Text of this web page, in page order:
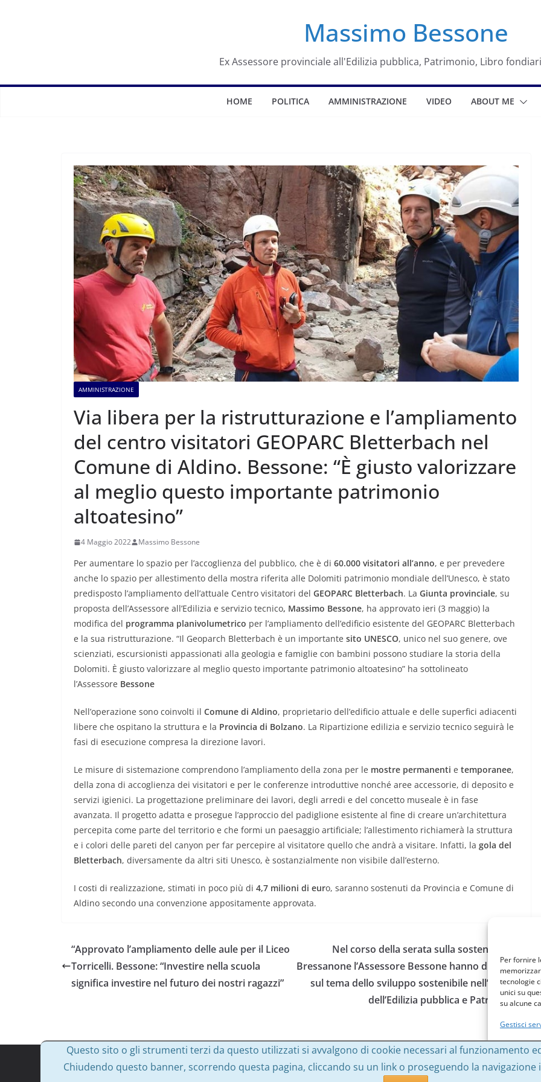
Per fornire
tecnologie
unici su
su alcune
Gestisci
Massimo Bessone
Ex Assessore provinciale all'Edilizia pubblica, Patrimonio, Libro
HOME POLITICA AMMINISTRAZIONE VIDEO ABOUT ME
AMMINISTRAZIONE
Via libera per la ristrutturazione e l’ampliamento
del centro visitatori GEOPARC Bletterbach nel
Comune di Aldino. Bessone: “È giusto valorizzare
al meglio questo importante patrimonio
altoatesino”
4 Maggio 2022 Massimo Bessone
Per aumentare lo spazio per l’accoglienza del pubblico, che è di 60.000 visitatori all’anno, e per prevedere
anche lo spazio per allestimento della mostra riferita alle Dolomiti patrimonio mondiale dell’Unesco, è stato
predisposto l’ampliamento dell’attuale Centro visitatori del GEOPARC Bletterbach. La Giunta provinciale, su
proposta dell’Assessore all’Edilizia e servizio tecnico, Massimo Bessone, ha approvato ieri (3 maggio) la
modifica del programma planivolumetrico per l’ampliamento dell’edificio esistente del GEOPARC Bletterbach
e la sua ristrutturazione. “Il Geoparch Bletterbach è un importante sito UNESCO, unico nel suo genere, ove
scienziati, escursionisti appassionati alla geologia e famiglie con bambini possono studiare la storia della
Dolomiti. È giusto valorizzare al meglio questo importante patrimonio altoatesino” ha sottolineato
l’Assessore Bessone
Nell’operazione sono coinvolti il Comune di Aldino, proprietario dell’edificio attuale e delle superfici adiacenti
libere che ospitano la struttura e la Provincia di Bolzano. La Ripartizione edilizia e servizio tecnico seguirà le
fasi di esecuzione compresa la direzione lavori.
Le misure di sistemazione comprendono l’ampliamento della zona per le mostre permanenti e temporanee,
della zona di accoglienza dei visitatori e per le conferenze introduttive nonché aree accessorie, di deposito e
servizi igienici. La progettazione preliminare dei lavori, degli arredi e del concetto museale è in fase
avanzata. Il progetto adatta e prosegue l’approccio del padiglione esistente al fine di creare un’architettura
percepita come parte del territorio e che formi un paesaggio artificiale; l’allestimento richiamerà la struttura
e i colori delle pareti del canyon per far percepire al visitatore quello che andrà a visitare. Infatti, la gola del
Bletterbach, diversamente da altri siti Unesco, è sostanzialmente non visibile dall’esterno.
I costi di realizzazione, stimati in poco più di 4,7 milioni di euro, saranno sostenuti da Provincia e Comune di
Aldino secondo una convenzione appositamente approvata.
“Approvato l’ampliamento delle aule per il Liceo
Torricelli. Bessone: “Investire nella scuola
significa investire nel futuro dei nostri ragazzi”
Nel corso della serata sulla sostenibilità a
Bressanone l’Assessore Bessone hanno discusso
sul tema dello sviluppo sostenibile nell’ambito
dell’Edilizia pubblica e Patrimonio
Copyright © 2026Massimo Bessone. Tutti i diritti riservati.
Questo sito o gli strumenti terzi da questo utilizzati si avvalgono di cookie necessari al funzionamento
Chiudendo questo banner, scorrendo questa pagina, cliccando su un link o proseguendo la navigazione